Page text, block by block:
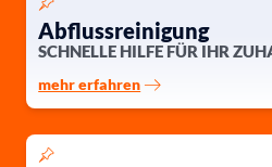
Abflussreinigung
SCHNELLE HILFE FÜR IHR
mehr erfahren